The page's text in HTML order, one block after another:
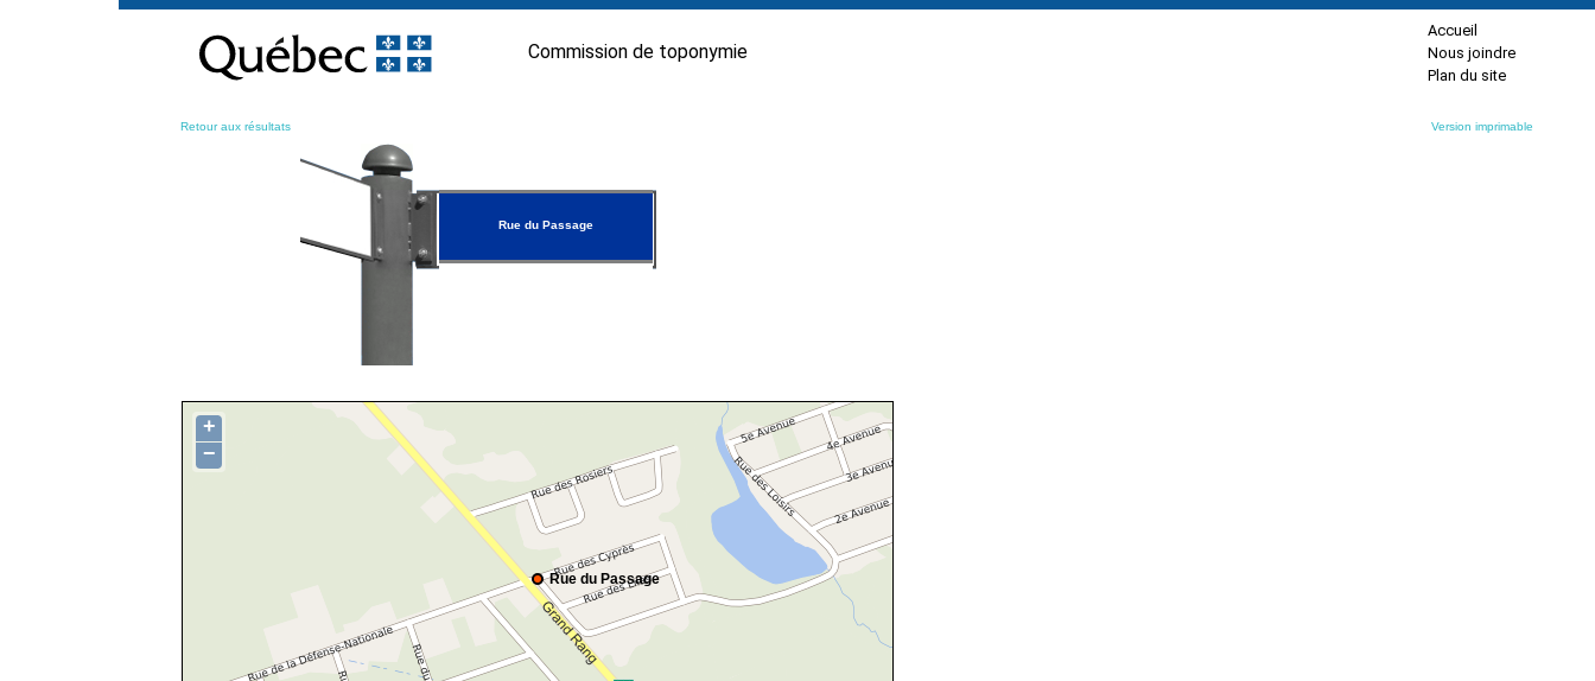
contenu
Commission de toponymie
Accueil
Nous joindre
Plan du site
Retour aux résultats Version imprimable
Rue du Passage
Rue du Passage
+
−